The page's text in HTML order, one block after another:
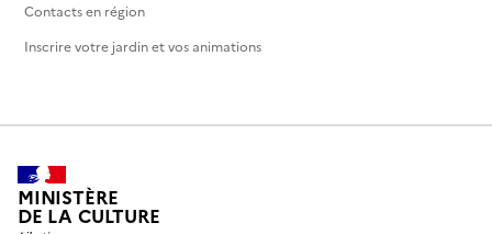
Contacts en région
Inscrire votre jardin et vos animations
MINISTÈRE
DE LA CULTURE